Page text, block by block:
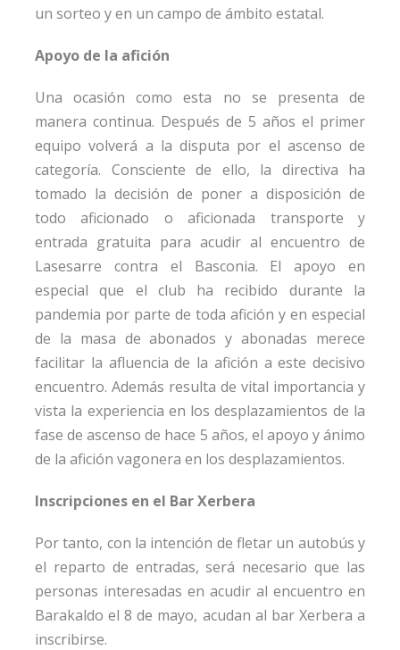
un sorteo y en un campo de ámbito estatal.
Apoyo de la afición
Una ocasión como esta no se presenta de
manera continua. Después de 5 años el primer
equipo volverá a la disputa por el ascenso de
categoría. Consciente de ello, la directiva ha
tomado la decisión de poner a disposición de
todo aficionado o aficionada transporte y
entrada gratuita para acudir al encuentro de
Lasesarre contra el Basconia. El apoyo en
especial que el club ha recibido durante la
pandemia por parte de toda afición y en especial
de la masa de abonados y abonadas merece
facilitar la afluencia de la afición a este decisivo
encuentro. Además resulta de vital importancia y
vista la experiencia en los desplazamientos de la
fase de ascenso de hace 5 años, el apoyo y ánimo
de la afición vagonera en los desplazamientos.
Inscripciones en el Bar Xerbera
Por tanto, con la intención de fletar un autobús y
el reparto de entradas, será necesario que las
personas interesadas en acudir al encuentro en
Barakaldo el 8 de mayo, acudan al bar Xerbera a
inscribirse.